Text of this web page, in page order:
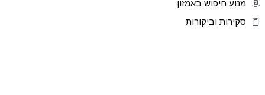
מנוע חיפוש באמזון
סקירות וביקורות